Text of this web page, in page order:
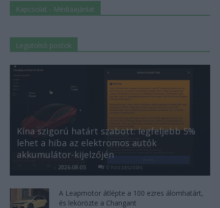
Kapcsolat - Médiaajánlat
Legutolsó postok
Kína szigorú határt szabott: legfeljebb 5%
lehet a hiba az elektromos autók
akkumulátor-kijelzőjén
- 2026-08-05 0 hozzászólás
A Leapmotor átlépte a 100 ezres álomhatárt,
és lekörözte a Changant